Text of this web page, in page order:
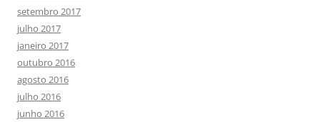
setembro 2017
julho 2017
janeiro 2017
outubro 2016
agosto 2016
julho 2016
junho 2016